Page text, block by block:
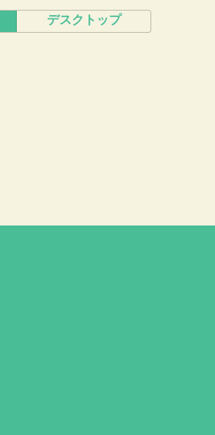
デスクトップ